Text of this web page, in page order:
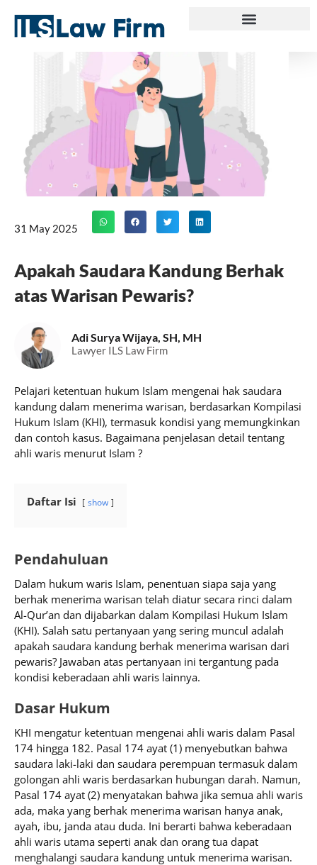
content
31 May 2025
Apakah Saudara Kandung Berhak
atas Warisan Pewaris?
Adi Surya Wijaya, SH, MH
Lawyer ILS Law Firm
Pelajari ketentuan hukum Islam mengenai hak saudara
kandung dalam menerima warisan, berdasarkan Kompilasi
Hukum Islam (KHI), termasuk kondisi yang memungkinkan
dan contoh kasus. Bagaimana penjelasan detail tentang
ahli waris menurut Islam ?
Daftar Isi show
Pendahuluan
Dalam hukum waris Islam, penentuan siapa saja yang
berhak menerima warisan telah diatur secara rinci dalam
Al-Qur’an dan dijabarkan dalam Kompilasi Hukum Islam
(KHI). Salah satu pertanyaan yang sering muncul adalah
apakah saudara kandung berhak menerima warisan dari
pewaris? Jawaban atas pertanyaan ini tergantung pada
kondisi keberadaan ahli waris lainnya.
Dasar Hukum
KHI mengatur ketentuan mengenai ahli waris dalam Pasal
174 hingga 182. Pasal 174 ayat (1) menyebutkan bahwa
saudara laki-laki dan saudara perempuan termasuk dalam
golongan ahli waris berdasarkan hubungan darah. Namun,
Pasal 174 ayat (2) menyatakan bahwa jika semua ahli waris
ada, maka yang berhak menerima warisan hanya anak,
ayah, ibu, janda atau duda. Ini berarti bahwa keberadaan
ahli waris utama seperti anak dan orang tua dapat
menghalangi saudara kandung untuk menerima warisan.